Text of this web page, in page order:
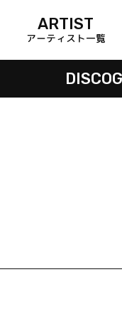
ARTIST
アーティスト一覧